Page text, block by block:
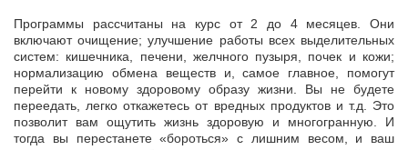
Программы рассчитаны на курс от 2 до 4 месяцев. Они
включают очищение; улучшение работы всех выделительных
систем: кишечника, печени, желчного пузыря, почек и кожи;
нормализацию обмена веществ и, самое главное, помогут
перейти к новому здоровому образу жизни. Вы не будете
переедать, легко откажетесь от вредных продуктов и т.д. Это
позволит вам ощутить жизнь здоровую и многогранную. И
тогда вы перестанете «бороться» с лишним весом, и ваш